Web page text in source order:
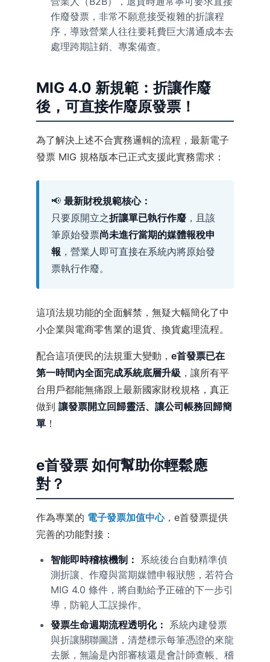
作廢發票，非常不願意接受複雜的折讓程
序，導致營業人往往要耗費巨大溝通成本去
處理跨期註銷、專案備查。
MIG 4.0 新規範：折讓作廢
後，可直接作廢原發票！
為了解決上述不合實務邏輯的流程，最新電子
發票 MIG 規格版本已正式支援此實務需求：
📢 最新財稅規範核心：
只要原開立之折讓單已執行作廢 ，且該
筆原始發票尚未進行當期的媒體報稅申
報 ，營業人即可直接在系統內將原始發
票執行作廢。
這項法規功能的全面解禁，無疑大幅簡化了中
小企業與電商零售業的退貨、換貨處理流程。
配合這項便民的法規重大變動， e首發票已在
第一時間內全面完成系統底層升級 ，讓所有平
台用戶都能無痛跟上最新國家財稅規格，真正
做到 讓發票開立回歸靈活、讓公司帳務回歸簡
單 ！
e首發票 如何幫助你輕鬆應
對？
作為專業的 電子發票加值中心，e首發票提供
完善的功能對接：
智能即時稽核機制： 系統後台自動精準偵
測折讓、作廢與當期媒體申報狀態，若符合
MIG 4.0 條件，將自動給予正確的下一步引
導，防範人工誤操作。
發票生命週期流程透明化： 系統內建發票
與折讓關聯圖譜，清楚標示每筆憑證的來龍
去脈，無論是內部審核還是會計師查帳、稽